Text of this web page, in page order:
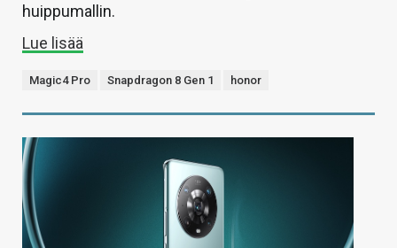
huippumallin.
Lue lisää
Magic4 Pro Snapdragon 8 Gen 1 honor